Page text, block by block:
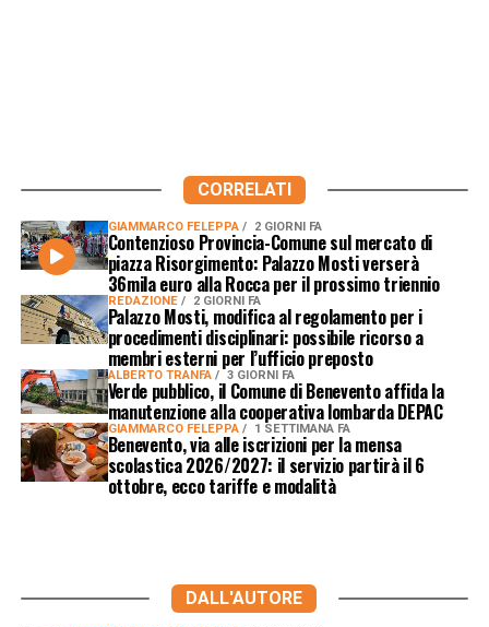
CORRELATI
GIAMMARCO FELEPPA 2 GIORNI FA
Contenzioso Provincia-Comune sul mercato di
piazza Risorgimento: Palazzo Mosti verserà
36mila euro alla Rocca per il prossimo triennio
REDAZIONE 2 GIORNI FA
Palazzo Mosti, modifica al regolamento per i
procedimenti disciplinari: possibile ricorso a
membri esterni per l’ufficio preposto
ALBERTO TRANFA 3 GIORNI FA
Verde pubblico, il Comune di Benevento affida la
manutenzione alla cooperativa lombarda DEPAC
GIAMMARCO FELEPPA 1 SETTIMANA FA
Benevento, via alle iscrizioni per la mensa
scolastica 2026/2027: il servizio partirà il 6
ottobre, ecco tariffe e modalità
DALL'AUTORE